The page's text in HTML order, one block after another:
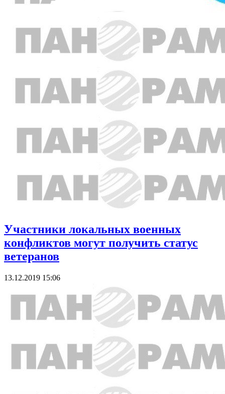
Участники локальных военных
конфликтов могут получить статус
ветеранов
13.12.2019 15:06